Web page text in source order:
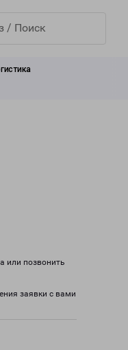
или позвонить
заявки с вами